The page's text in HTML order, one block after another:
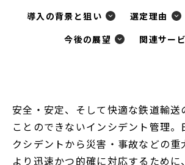
開
導入の背景と狙い
選定理由
今後の展望
関連サー
安全・安定、そして快適な鉄道輸送
ことのできないインシデント管理。
クシデントから災害・事故などの重
より迅速かつ的確に対応するために